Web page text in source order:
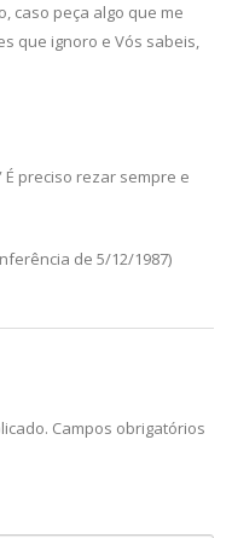
caso peça algo que me
que ignoro e Vós sabeis,
preciso rezar sempre e
de 5/12/1987)
Campos obrigatórios